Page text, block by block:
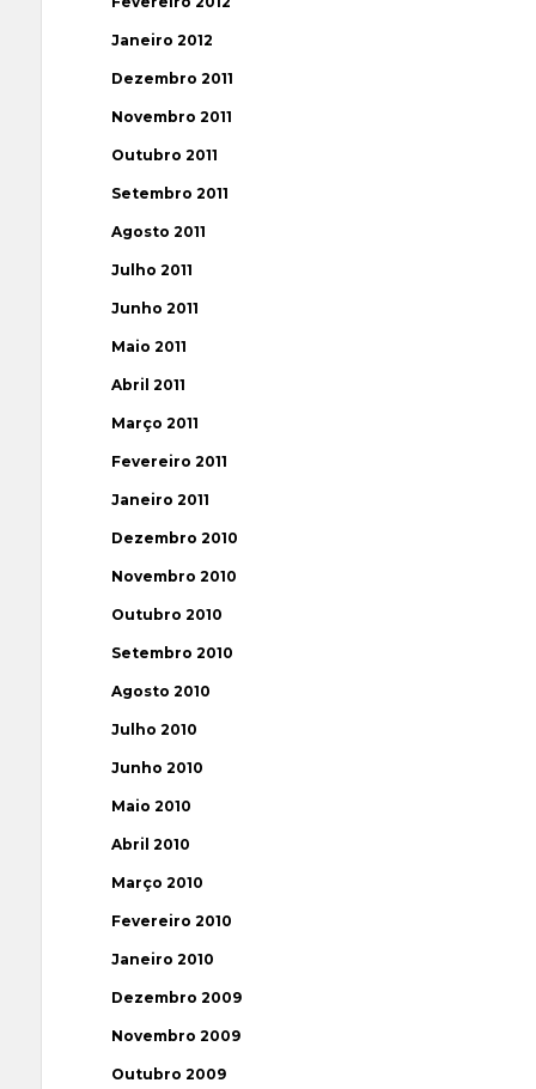
Janeiro 2012
Dezembro 2011
Novembro 2011
Outubro 2011
Setembro 2011
Agosto 2011
Julho 2011
Junho 2011
Maio 2011
Abril 2011
Março 2011
Fevereiro 2011
Janeiro 2011
Dezembro 2010
Novembro 2010
Outubro 2010
Setembro 2010
Agosto 2010
Julho 2010
Junho 2010
Maio 2010
Abril 2010
Março 2010
Fevereiro 2010
Janeiro 2010
Dezembro 2009
Novembro 2009
Outubro 2009